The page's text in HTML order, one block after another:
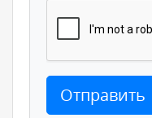
Отправить